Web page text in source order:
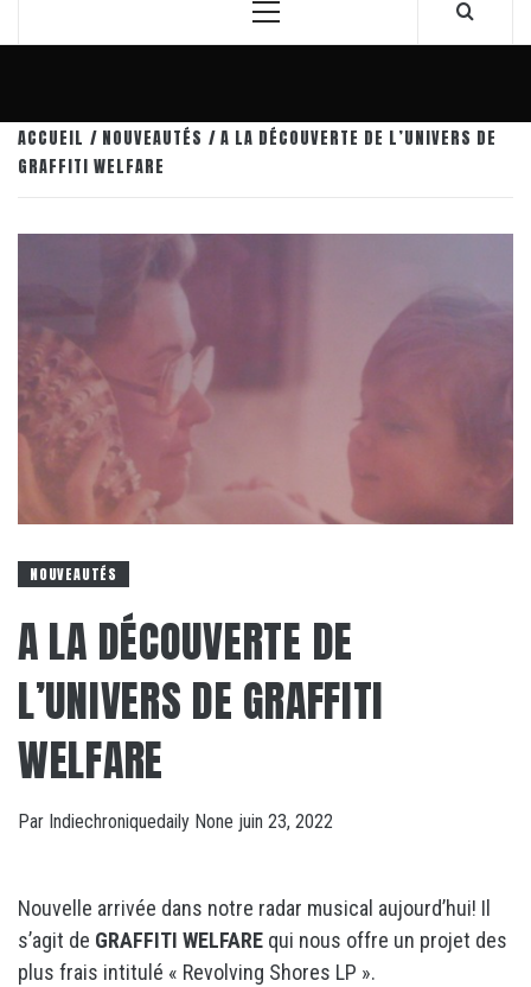
Menu
ACCUEIL NOUVEAUTÉS
A LA DÉCOUVERTE DE L’UNIVERS DE
GRAFFITI WELFARE
NOUVEAUTÉS
A LA DÉCOUVERTE DE
L’UNIVERS DE GRAFFITI
WELFARE
Par Indiechroniquedaily None juin 23, 2022
Nouvelle arrivée dans notre radar musical aujourd’hui! Il
s’agit de GRAFFITI WELFARE qui nous offre un projet des
plus frais intitulé « Revolving Shores LP ».